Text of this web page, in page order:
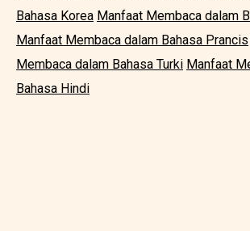
Bahasa Korea Manfaat Membaca dalam
Manfaat Membaca dalam Bahasa Prancis
Membaca dalam Bahasa Turki Manfaat
Bahasa Hindi